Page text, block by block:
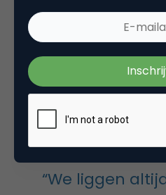
voor iedereen. Buitenhuis
beslissing: “We zijn een
In andere delen van
een merk op deze manier
ik trots op. Al moeten al
blijven. We blijven
“We liggen